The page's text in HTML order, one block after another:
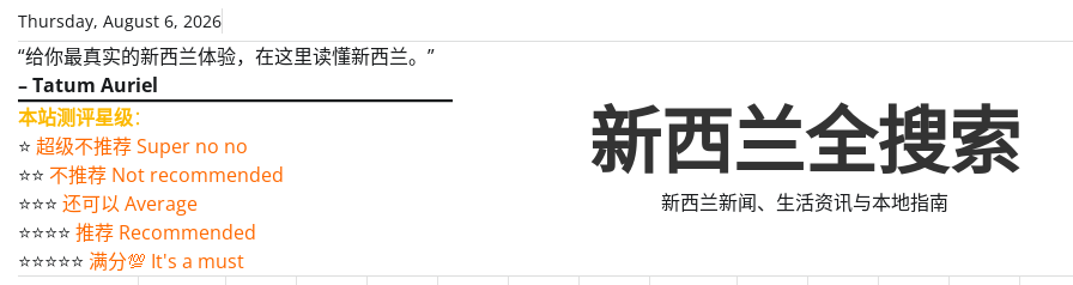
Skip
content
Thursday, August 6, 2026
“给你最真实的新西兰体验，在这里读懂新西兰。”
– Tatum Auriel
本站测评星级：
⭐️ 超级不推荐 Super no no
⭐️⭐️ 不推荐 Not recommended
⭐️⭐️⭐️ 还可以 Average
⭐️⭐️⭐️⭐️ 推荐 Recommended
⭐️⭐️⭐️⭐️⭐️ 满分💯 It's a must
新西兰全搜索
新西兰新闻、生活资讯与本地指南